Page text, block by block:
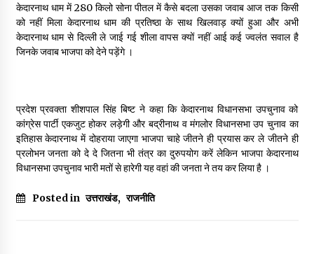
केदारनाथ धाम में 280 किलो सोना पीतल में कैसे बदला उसका जवाब आज तक किसी
को नहीं मिला केदारनाथ धाम की प्रतिष्ठा के साथ खिलवाड़ क्यों हुआ और अभी
केदारनाथ धाम से दिल्ली ले जाई गई शीला वापस क्यों नहीं आई कई ज्वलंत सवाल है
जिनके जवाब भाजपा को देने पड़ेंगे ।
प्रदेश प्रवक्ता शीशपाल सिंह बिष्ट ने कहा कि केदारनाथ विधानसभा उपचुनाव को
कांग्रेस पार्टी एकजुट होकर लड़ेगी और बद्रीनाथ व मंगलोर विधानसभा उप चुनाव का
इतिहास केदारनाथ में दोहराया जाएगा भाजपा चाहे जीतने ही प्रयास कर ले जीतने ही
प्रलोभन जनता को दे दे जितना भी तंत्र का दुरुपयोग करें लेकिन भाजपा केदारनाथ
विधानसभा उपचुनाव भारी मतों से हारेगी यह वहां की जनता ने तय कर लिया है ।
Posted in उत्तराखंड, राजनीति